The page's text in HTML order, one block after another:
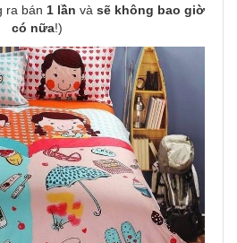
ra bán 1 lần và sẽ không bao giờ
có nữa!)